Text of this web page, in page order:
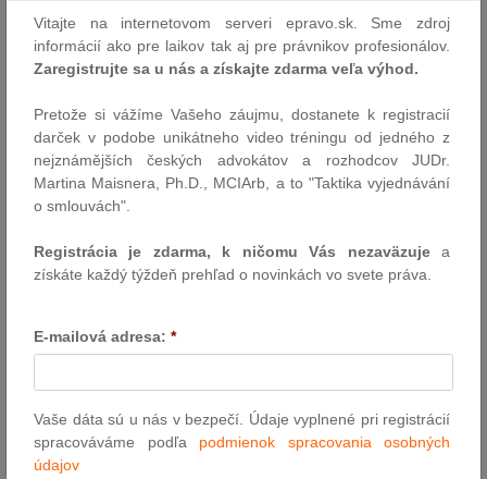
pravidiel pre správcov alternatívnych investičných fondov (AIF)
v krajinách EÚ . Návrh úpravy implementuje spoločné európske
štandardy do slovenského právneho poriadku – správcovia
pravidlám platným v celej Únii . Tým sa má zlepšiť prehľadnosť
a rovnaké podmienky na trhu kolektívneho investovania a predísť
obchádzaniu regulácií cez hranice. Novela reaguje na potrebu
zosúladenia slovenských zákonov s právom EÚ v danej oblasti.
a územného plánovania
Rezort dopravy pripravuje technické novely nedávno prijatých
čakajú zmeny, ktoré spresnia viacero jeho ustanovení –
ministerstvo chce odstrániť nejednoznačný výklad niektorých
plánovaní, vychádzajúcu zo skúseností úradov pri tvorbe
územných plánov a vydávaní stanovísk podľa nového stavebného
zákona . Cieľom je spresniť definície, odstrániť duplicity
Vitajte na internetovom serveri epravo.sk. Sme zdroj
informácií ako pre laikov tak aj pre právnikov profesionálov.
Zaregistrujte sa u nás a získajte zdarma veľa výhod.
Pretože si vážíme Vašeho záujmu, dostanete k registracií
darček v podobe unikátneho video tréningu od jedného z
nejznámějších českých advokátov a rozhodcov JUDr.
Martina Maisnera, Ph.D., MCIArb, a to "Taktika vyjednávání
o smlouvách".
Registrácia je zdarma, k ničomu Vás nezaväzujea
získáte každý týždeň prehľad o novinkách vo svete práva.
E-mailová adresa: *
Vaše dáta sú u nás v bezpečí. Údaje vyplnené pri registrácií
spracováváme podľa podmienok spracovania osobných
údajov